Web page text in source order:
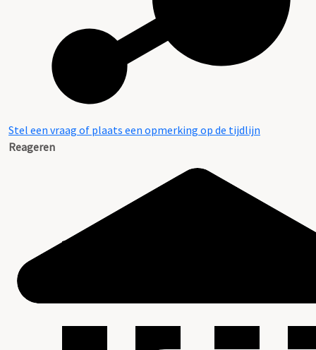
Stel een vraag of plaats een opmerking op de tijdlijn
Reageren